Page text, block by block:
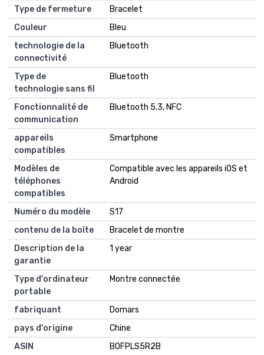
Type de fermeture
Bracelet
Couleur
Bleu
technologie de la
connectivité
Bluetooth
Type de
technologie sans fil
Bluetooth
Fonctionnalité de
communication
Bluetooth 5.3, NFC
appareils
compatibles
Smartphone
Modèles de
téléphones
compatibles
Compatible avec les appareils iOS et
Android
Numéro du modèle
S17
contenu de la boîte
Bracelet de montre
Description de la
garantie
1 year
Type d'ordinateur
portable
Montre connectée
fabriquant
Domars
pays d'origine
Chine
ASIN
B0FPLS5R2B